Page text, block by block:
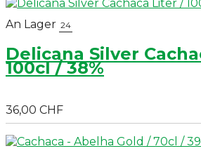
An Lager 24
Delicana Silver
100cl / 38%
36,00 CHF